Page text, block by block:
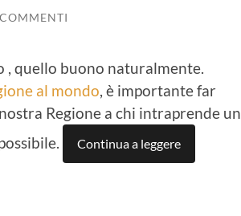
, quello buono naturalmente.
al mondo, è importante far
Regione a chi intraprende un
Continua a leggere